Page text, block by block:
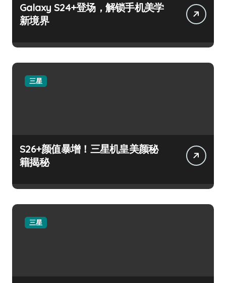
Galaxy S24+登场，解锁手机美学
新境界
三星
S26+颜值暴增！三星机皇美颜秘
籍揭秘
三星